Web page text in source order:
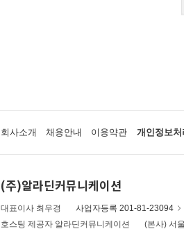
회사소개 채용안내 이용약관 개인정보처
(주)알라딘커뮤니케이션
대표이사 최우경 사업자등록 201-81-23094
호스팅 제공자 알라딘커뮤니케이션
(본사) 서